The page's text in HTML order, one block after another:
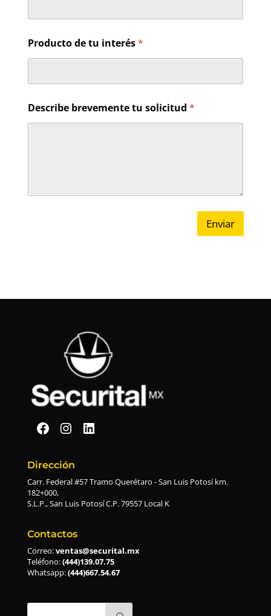
l
u
oProducto de tu interés*
Describe brevemente tu solicitud *
Enviar
Securital en Facebook
Securital en Instagram
Securital en Linkedin
Dirección
Carr. Federal #57 Tramo Querétaro - San Luis Potosí km.
182+000,
S.L.P., San Luis Potosí C.P. 79557 Local K
Contactos
Correo:ventas@securital.mx
Teléfono:(444)139.07.75
Whatsapp:(444)667.54.67